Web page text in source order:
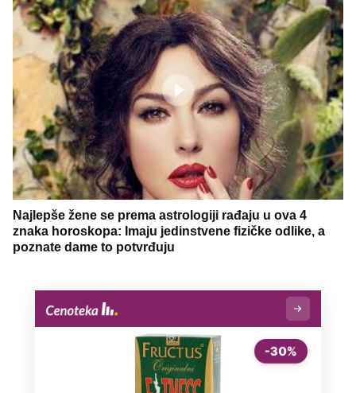
Najlepše žene se prema astrologiji rađaju u ova 4
znaka horoskopa: Imaju jedinstvene fizičke odlike, a
poznate dame to potvrđuju